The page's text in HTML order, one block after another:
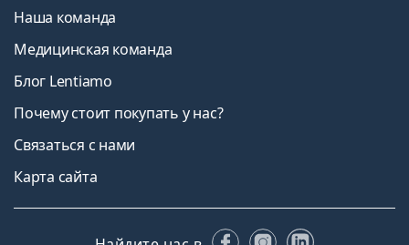
Наша команда
Медицинская команда
Блог Lentiamo
Почему стоит покупать у нас?
Связаться с нами
Карта сайта
FacebookInstagram
LinkedIn